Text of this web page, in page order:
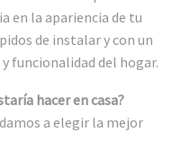
en la apariencia de tu
de instalar y con un
funcionalidad del hogar.
hacer en casa?
a elegir la mejor